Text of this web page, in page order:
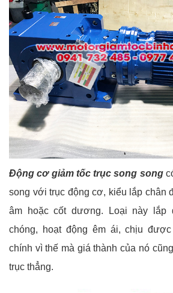
Động cơ giảm tốc trục song song
song với trục động cơ, kiểu lắp chân
âm hoặc cốt dương. Loại này lắp
chóng, hoạt động êm ái, chịu
chính vì thế mà giá thành của nó
trục thẳng.